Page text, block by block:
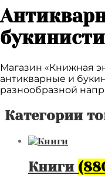
Магазин «Книжная
антикварные и
разнообразной
Категории
Книги